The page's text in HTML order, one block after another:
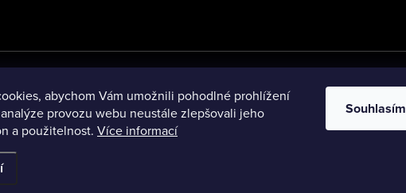
abychom Vám umožnili pohodlné prohlížení
provozu webu neustále zlepšovali jeho
a použitelnost. Více informací
Souhlasím
práva vyhrazena.